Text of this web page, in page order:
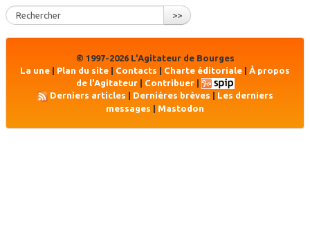
>>
© 1997-2026 L'Agitateur de Bourges
La une | Plan du site | Contacts | Charte éditoriale | À propos
de l'Agitateur| Contribuer|
Derniers articles
Dernières brèves
Les derniers
messages
Mastodon